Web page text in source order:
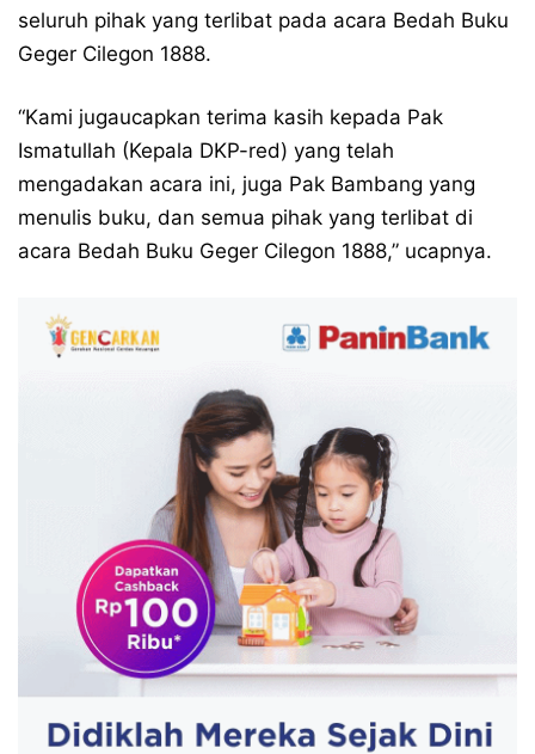
seluruh pihak yang terlibat pada acara Bedah Buku
Geger Cilegon 1888.
“Kami jugaucapkan terima kasih kepada Pak
Ismatullah (Kepala DKP-red) yang telah
mengadakan acara ini, juga Pak Bambang yang
menulis buku, dan semua pihak yang terlibat di
acara Bedah Buku Geger Cilegon 1888,” ucapnya.